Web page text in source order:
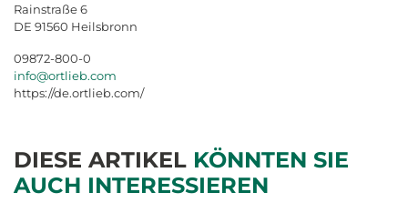
Rainstraße 6
DE 91560 Heilsbronn
09872-800-0
info@ortlieb.com
https://de.ortlieb.com/
DIESE ARTIKEL KÖNNTEN SIE
AUCH INTERESSIEREN